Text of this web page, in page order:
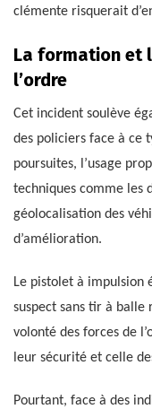
clémente risquerait
La formation et
l’ordre
Cet incident soulève
des policiers face à ce
poursuites, l’usage
techniques comme les
géolocalisation des
d’amélioration.
Le pistolet à
suspect sans tir à balle
volonté des forces de
leur sécurité et celle
Pourtant, face à des